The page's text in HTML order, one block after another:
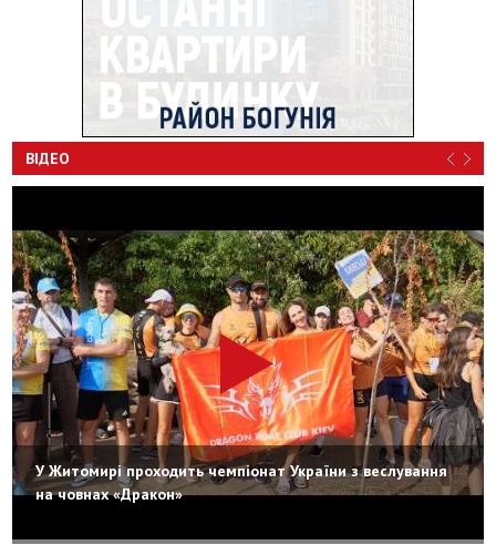
ВІДЕО
У Житомирі проходить чемпіонат України з веслування
на човнах «Дракон»